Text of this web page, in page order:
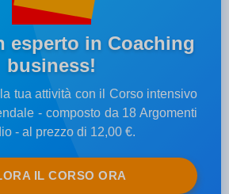
esperto in Coaching
business!
tua attività con il Corso intensivo
- composto da 18 Argomenti
- al prezzo di 12,00 €.
IL CORSO ORA